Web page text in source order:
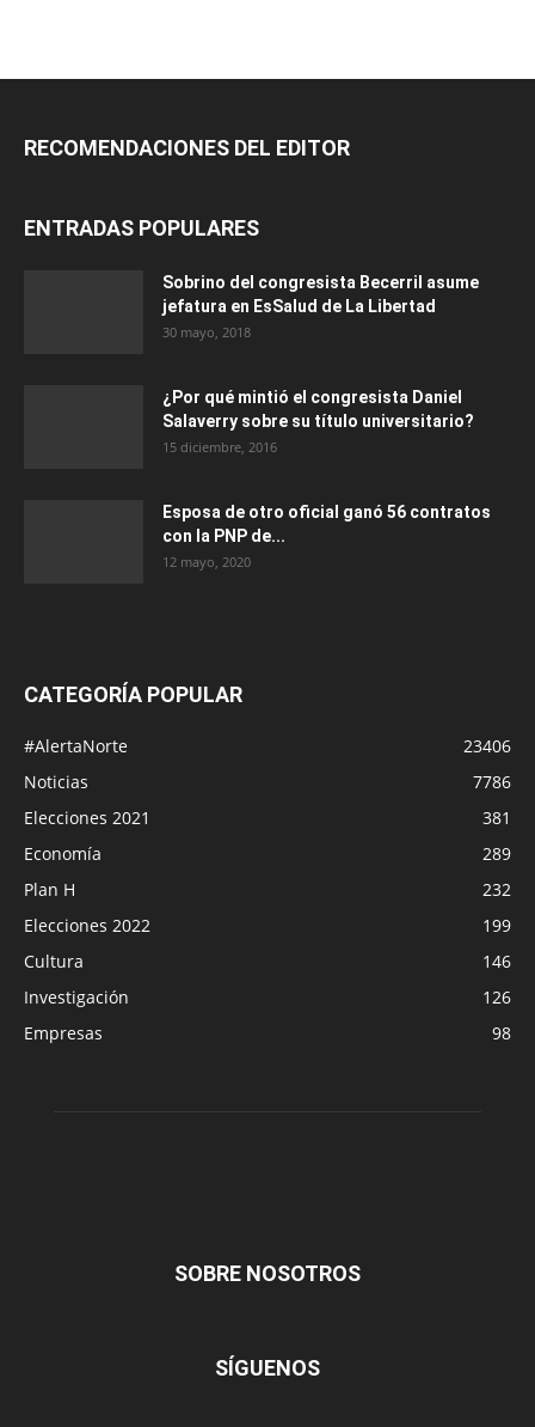
RECOMENDACIONES DEL EDITOR
ENTRADAS POPULARES
Sobrino del congresista Becerril asume
jefatura en EsSalud de La Libertad
30 mayo, 2018
¿Por qué mintió el congresista Daniel
Salaverry sobre su título universitario?
15 diciembre, 2016
Esposa de otro oficial ganó 56 contratos
con la PNP de...
12 mayo, 2020
CATEGORÍA POPULAR
#AlertaNorte
23406
Noticias
7786
Elecciones 2021
381
Economía
289
Plan H
232
Elecciones 2022
199
Cultura
146
Investigación
126
Empresas
98
SOBRE NOSOTROS
SÍGUENOS